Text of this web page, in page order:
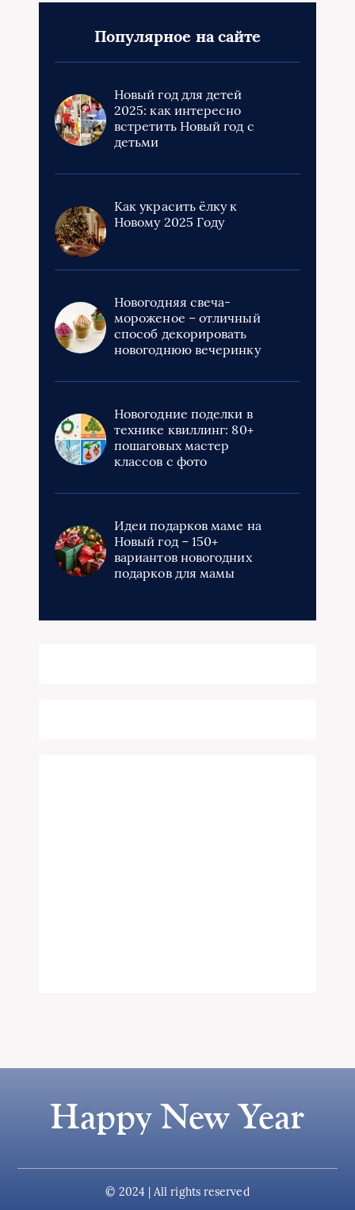
Популярное на сайте
Новый год для детей
2025: как интересно
встретить Новый год с
детьми
Как украсить ёлку к
Новому 2025 Году
Новогодняя свеча-
мороженое – отличный
способ декорировать
новогоднюю вечеринку
Новогодние поделки в
технике квиллинг: 80+
пошаговых мастер
классов с фото
Идеи подарков маме на
Новый год – 150+
вариантов новогодних
подарков для мамы
Happy New Year
© 2024 | All rights reserved